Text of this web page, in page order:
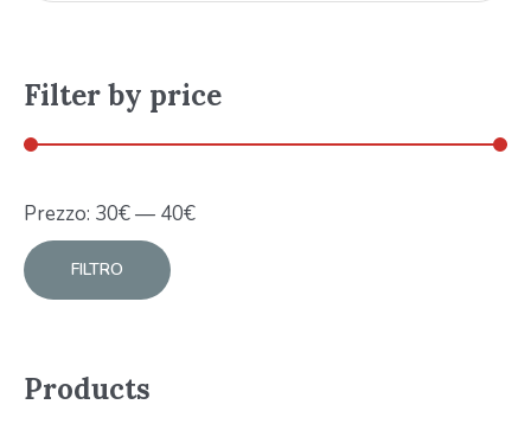
Filter by price
FILTRO
Prezzo: 30€— 40€
Products